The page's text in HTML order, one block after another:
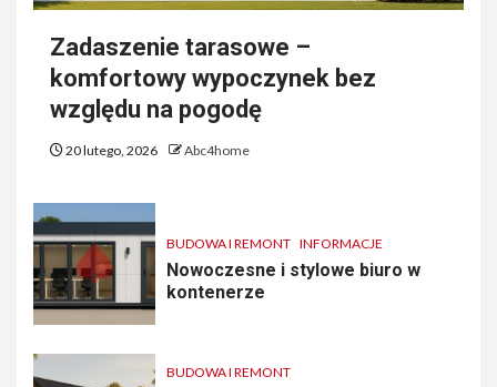
Zadaszenie tarasowe –
komfortowy wypoczynek bez
względu na pogodę
20 lutego, 2026 Abc4home
BUDOWA I REMONT INFORMACJE
Nowoczesne i stylowe biuro w
kontenerze
BUDOWA I REMONT